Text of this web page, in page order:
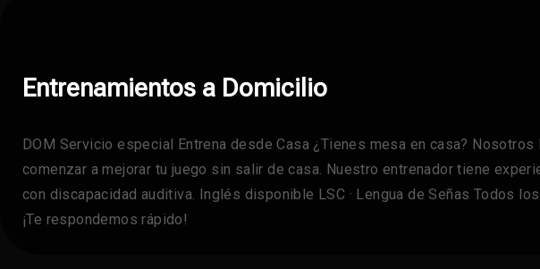
Entrenamientos a Domicilio
DOM Servicio especial Entrena desde Casa ¿Tienes mesa en casa?
comenzar a mejorar tu juego sin salir de casa. Nuestro entrenador tiene
con discapacidad auditiva. Inglés disponible LSC · Lengua de Señas Todos
¡Te respondemos rápido!